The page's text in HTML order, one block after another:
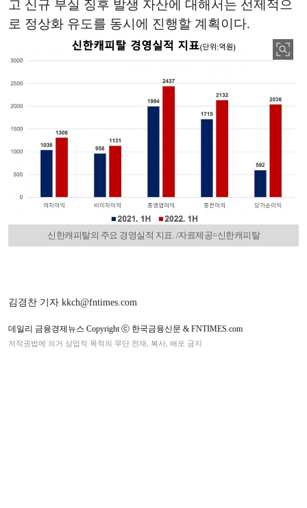
고 신규 부실 징후 발생 자산에 대해서는 선제적으
로 정상화 유도를 동시에 진행할 계획이다.
신한캐피탈의 주요 경영실적 지표. /자료제공=신한캐피탈
김경찬 기자 kkch@fntimes.com
데일리 금융경제뉴스 Copyright ⓒ 한국금융신문 & FNTIMES.com
저작권법에 의거 상업적 목적의 무단 전재, 복사, 배포 금지